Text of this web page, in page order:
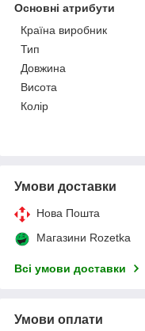
Основні атрибути
Країна виробник
Тип
Довжина
Висота
Колір
Умови доставки
Нова Пошта
Магазини Rozetka
Всі умови доставки
Умови оплати